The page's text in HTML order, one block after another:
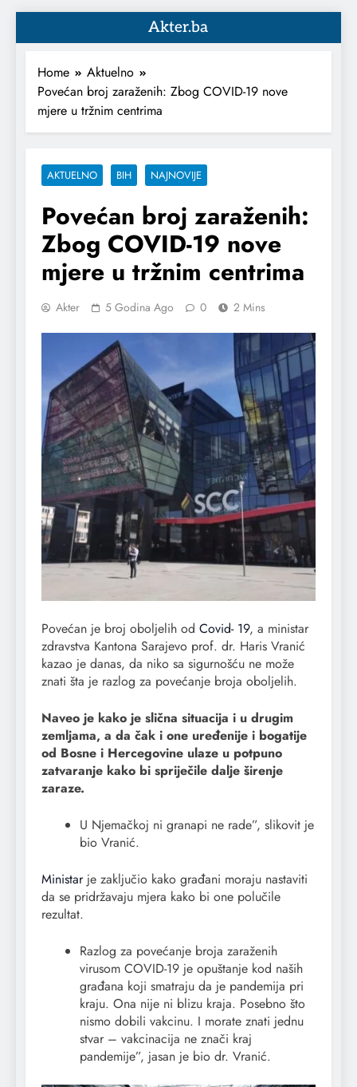
Akter.ba
Home
Aktuelno
Povećan broj zaraženih: Zbog COVID-19 nove
mjere u tržnim centrima
AKTUELNO BIH NAJNOVIJE
Povećan broj zaraženih:
Zbog COVID-19 nove
mjere u tržnim centrima
Akter 5 Godina Ago 0 2 Mins
Povećan je broj oboljelih od Covid- 19, a ministar
zdravstva Kantona Sarajevo prof. dr. Haris Vranić
kazao je danas, da niko sa sigurnošću ne može
znati šta je razlog za povećanje broja oboljelih.
Naveo je kako je slična situacija i u drugim
zemljama, a da čak i one uređenije i bogatije
od Bosne i Hercegovine ulaze u potpuno
zatvaranje kako bi spriječile dalje širenje
zaraze.
U Njemačkoj ni granapi ne rade”, slikovit je
bio Vranić.
Ministarje zaključio kako građani moraju nastaviti
da se pridržavaju mjera kako bi one polučile
rezultat.
Razlog za povećanje broja zaraženih
virusom COVID-19 je opuštanje kod naših
građana koji smatraju da je pandemija pri
kraju. Ona nije ni blizu kraja. Posebno što
nismo dobili vakcinu. I morate znati jednu
stvar – vakcinacija ne znači kraj
pandemije”, jasan je bio dr. Vranić.